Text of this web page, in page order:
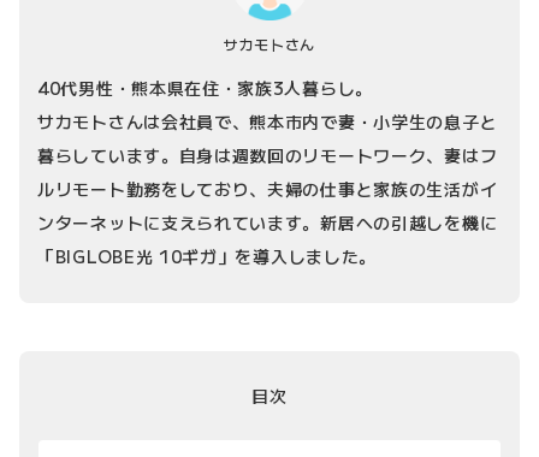
サカモトさん
40代男性・熊本県在住・家族3人暮らし。
サカモトさんは会社員で、熊本市内で妻・小学生の息子と
暮らしています。自身は週数回のリモートワーク、妻はフ
ルリモート勤務をしており、夫婦の仕事と家族の生活がイ
ンターネットに支えられています。新居への引越しを機に
「BIGLOBE光 10ギガ」を導入しました。
目次